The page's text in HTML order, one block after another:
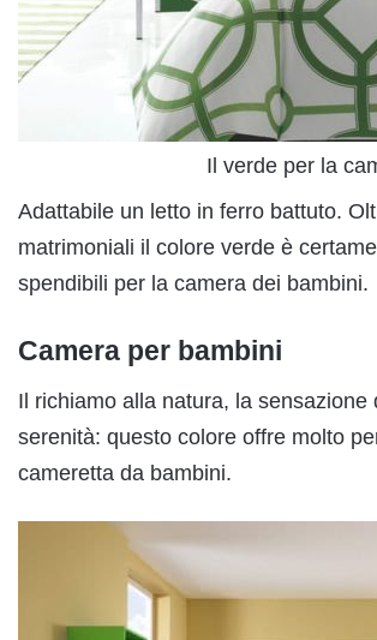
Il verde per la
Adattabile un letto in ferro battuto.
matrimoniali il colore verde è
spendibili per la camera dei bambini.
Camera per bambini
Il richiamo alla natura, la sensazione
serenità: questo colore offre molto
cameretta da bambini.